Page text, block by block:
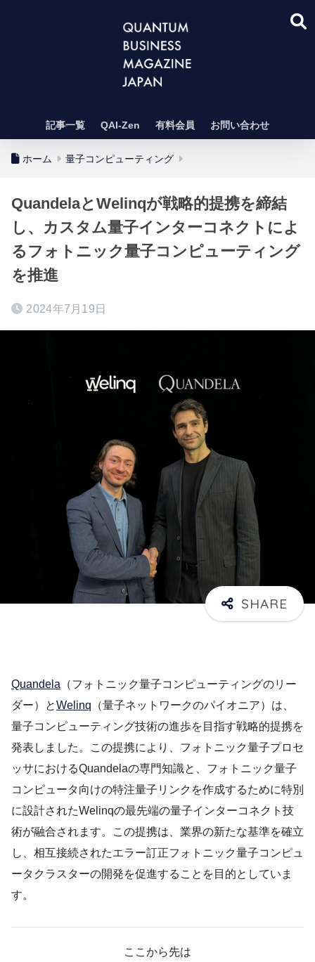
記事一覧 QAI-Zen 有料会員 お問い合わせ
ホーム 量子コンピューティング
QuandelaとWelinqが戦略的提携を締結
し、カスタム量子インターコネクトによ
るフォトニック量子コンピューティング
を推進
2024年7月19日
Quandela （フォトニック量子コンピューティングのリー
ダー）とWelinq （量子ネットワークのパイオニア）は、
量子コンピューティング技術の進歩を目指す戦略的提携を
発表しました。この提携により、フォトニック量子プロセ
ッサにおけるQuandelaの専門知識と、フォトニック量子
コンピュータ向けの特注量子リンクを作成するために特別
に設計されたWelinqの最先端の量子インターコネクト技
術が融合されます。この提携は、業界の新たな基準を確立
し、相互接続されたエラー訂正フォトニック量子コンピュ
ータクラスターの開発を促進することを目的としていま
す。
ここから先は